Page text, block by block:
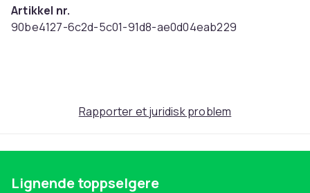
Artikkel nr.
90be4127-6c2d-5c01-91d8-ae0d04eab229
Rapporter et juridisk problem
Lignende toppselgere